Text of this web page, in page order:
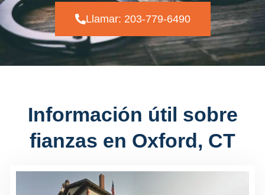
Llamar: 203-779-6490
Información útil sobre
fianzas en Oxford, CT